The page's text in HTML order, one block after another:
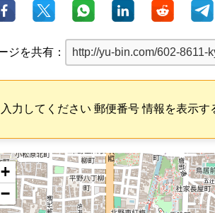
ジを共有：
入力してください 郵便番号 情報を表示
+
−